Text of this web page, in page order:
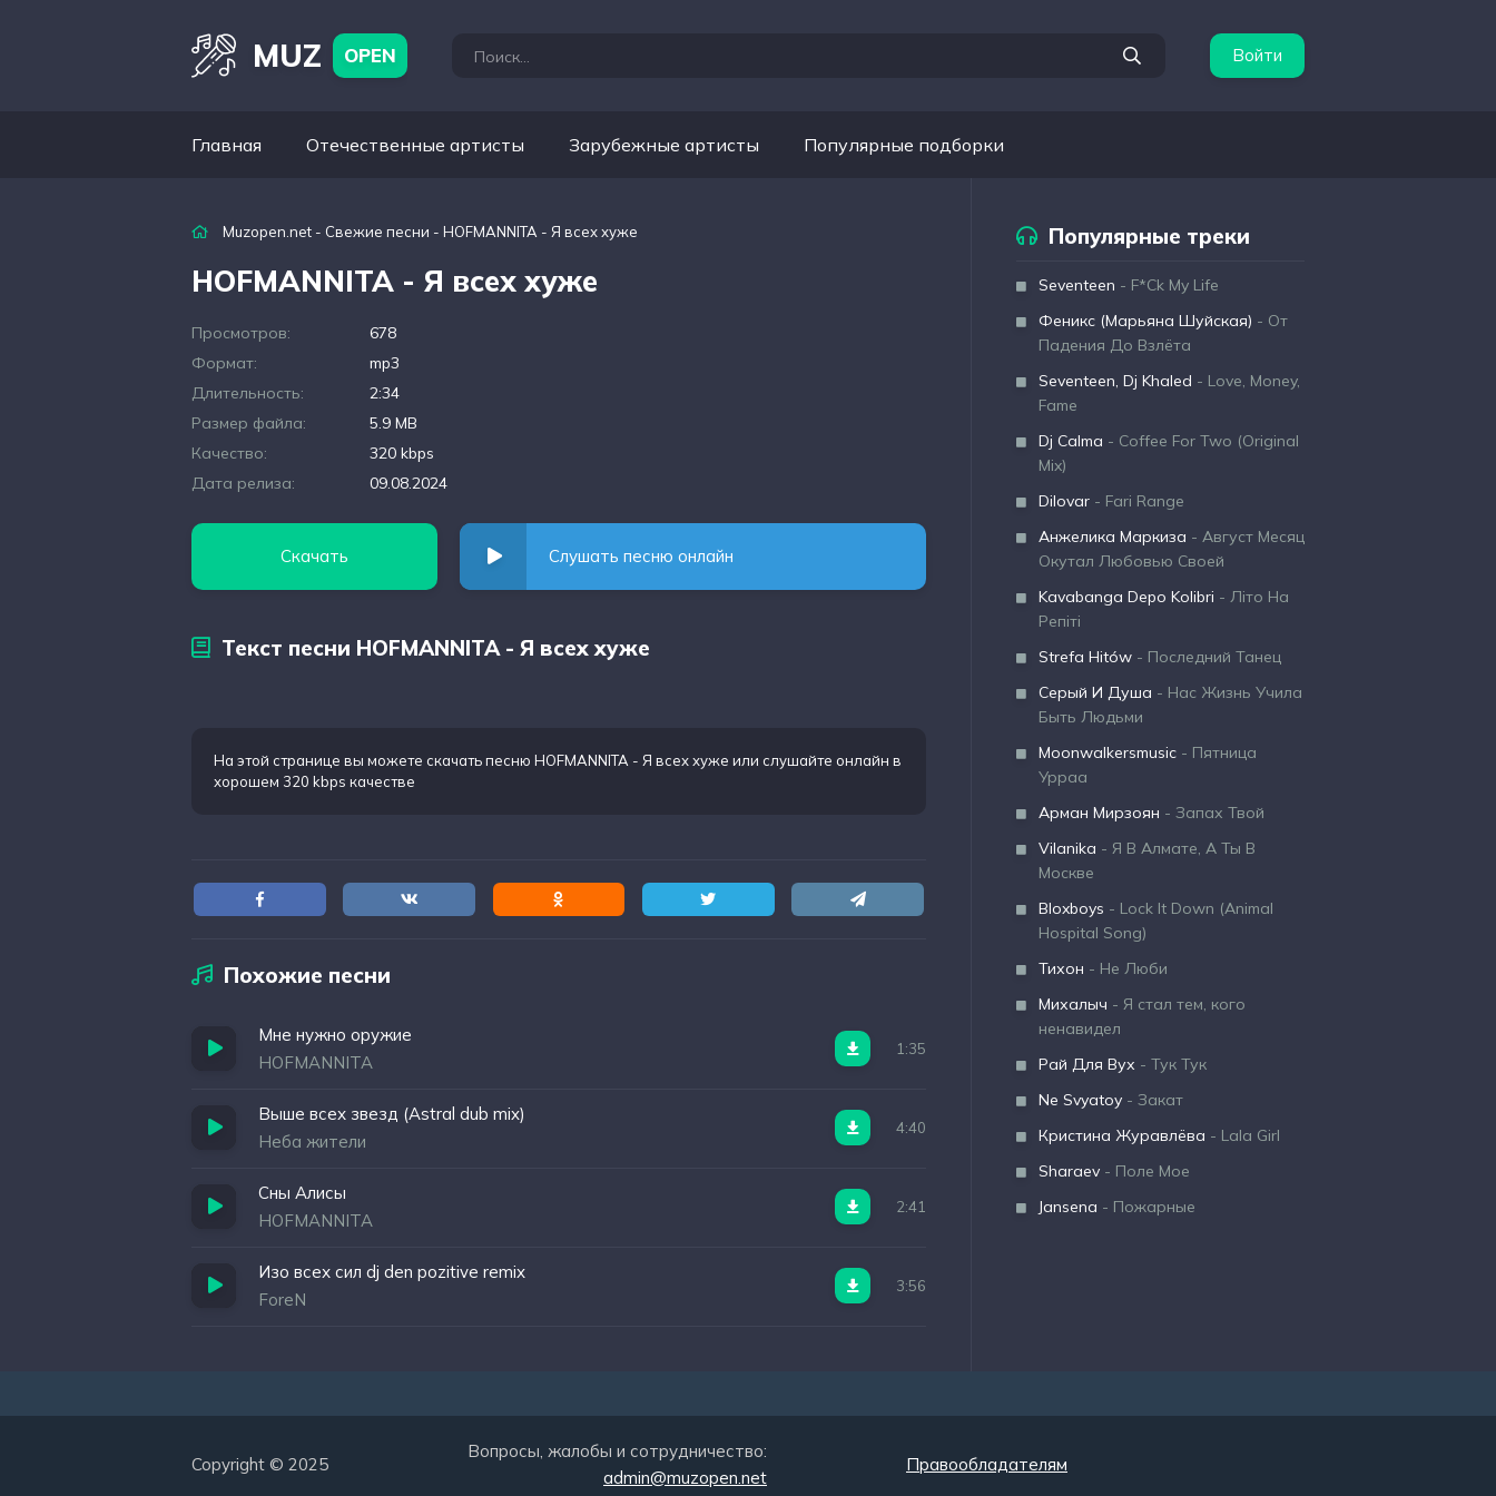
MUZ OPEN Войти
Главная Отечественные артисты Зарубежные артисты Популярные подборки
Muzopen.net - Свежие песни - HOFMANNITA - Я всех хуже
HOFMANNITA - Я всех хуже
Просмотров:
678
Формат:
mp3
Длительность:
2:34
Размер файла:
5.9 MB
Качество:
320 kbps
Дата релиза:
09.08.2024
Скачать Слушать песню онлайн
Текст песни HOFMANNITA - Я всех хуже
На этой странице вы можете скачать песню HOFMANNITA - Я всех хуже или слушайте онлайн в
хорошем 320 kbps качестве
Похожие песни
Мне нужно оружие
HOFMANNITA
1:35
Выше всех звезд (Astral dub mix)
Неба жители
4:40
Сны Алисы
HOFMANNITA
2:41
Изо всех сил dj den pozitive remix
ForeN
3:56
Популярные треки
Seventeen - F*Ck My Life
Феникс (Марьяна Шуйская) - От
Падения До Взлёта
Seventeen, Dj Khaled - Love, Money,
Fame
Dj Calma - Coffee For Two (Original
Mix)
Dilovar - Fari Range
Анжелика Маркиза - Август Месяц
Окутал Любовью Своей
Kavabanga Depo Kolibri - Літо На
Репіті
Strefa Hitów - Последний Танец
Серый И Душа - Нас Жизнь Учила
Быть Людьми
Moonwalkersmusic - Пятница
Урраа
Арман Мирзоян - Запах Твой
Vilanika - Я В Алмате, А Ты В
Москве
Bloxboys - Lock It Down (Animal
Hospital Song)
Тихон - Не Люби
Михалыч - Я стал тем, кого
ненавидел
Рай Для Вух - Тук Тук
Ne Svyatoy - Закат
Кристина Журавлёва - Lala Girl
Sharaev - Поле Мое
Jansena - Пожарные
Copyright © 2025
Вопросы, жалобы и сотрудничество:
admin@muzopen.net
Правообладателям